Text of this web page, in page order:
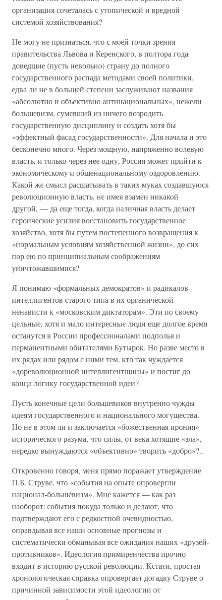
организация сочеталась с утопической и вредной
системой хозяйствования?
Не могу не признаться, что с моей точки зрения
правительства Львова и Керенского, в полтора года
доведшие (пусть невольно) страну до полного
государственного распада методами своей политики,
едва ли не в большей степени заслуживают названия
«абсолютно и объективно антинациональных», нежели
большевизм, сумевший из ничего возродить
государственную дисциплину и создать хотя бы
«эффектный фасад государственности». Для начала и это
бесконечно много. Через мощную, напряженно волевую
власть, и только через нее одну, Россия может прийти к
экономическому и общенациональному оздоровлению.
Какой же смысл расшатывать в таких муках создавшуюся
революционную власть, не имея взамен никакой
другой, — да еще тогда, когда наличная власть делает
героические усилия восстановить государственное
хозяйство, хотя бы путем постепенного возвращения к
«нормальным условиям хозяйственной жизни», до сих
пор ею по принципиальным соображениям
уничтожавшимися?
Я понимаю «формальных демократов» и радикалов-
интеллигентов старого типа в их органической
ненависти к «московским диктаторам». Эти по своему
цельные, хотя и мало интересные люди еще долгое время
останутся в России профессионалами подполья и
перманентными обитателями Бутырок. Но разве место в
их рядах или рядом с ними тем, кто так чуждается
«дореволюционной интеллигентщины» и постиг до
конца логику государственной идеи?
Пусть конечные цели большевиков внутренно чужды
идеям государственного и национального могущества.
Но не в этом ли и заключается «божественная ирония»
исторического разума, что силы, от века хотящие «зла»,
нередко вынуждаются «объективно» творить «добро»?..
Откровенно говоря, меня прямо поражает утверждение
П.Б. Струве, что «события на опыте опровергли
национал-большевизм». Мне кажется — как раз
наоборот: события покуда только и делают, что
подтверждают его с редкостной очевидностью,
оправдывая все наши основные прогнозы и
систематически обманывая все ожидания наших «друзей-
противников». Идеология примиренчества прочно
входит в историю русской революции. Кстати, простая
хронологическая справка опровергает догадку Струве о
причинной зависимости этой идеологии от